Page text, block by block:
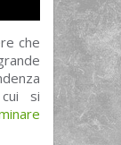
che
cui si